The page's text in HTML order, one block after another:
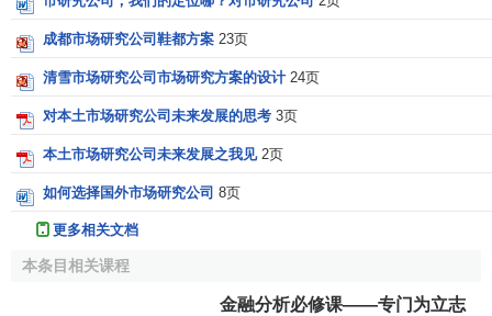
成都市场研究公司鞋都方案 23页
清雪市场研究公司市场研究方案的设计 24页
对本土市场研究公司未来发展的思考 3页
本土市场研究公司未来发展之我见 2页
如何选择国外市场研究公司 8页
更多相关文档
本条目相关课程
金融分析必修课——专门为立志